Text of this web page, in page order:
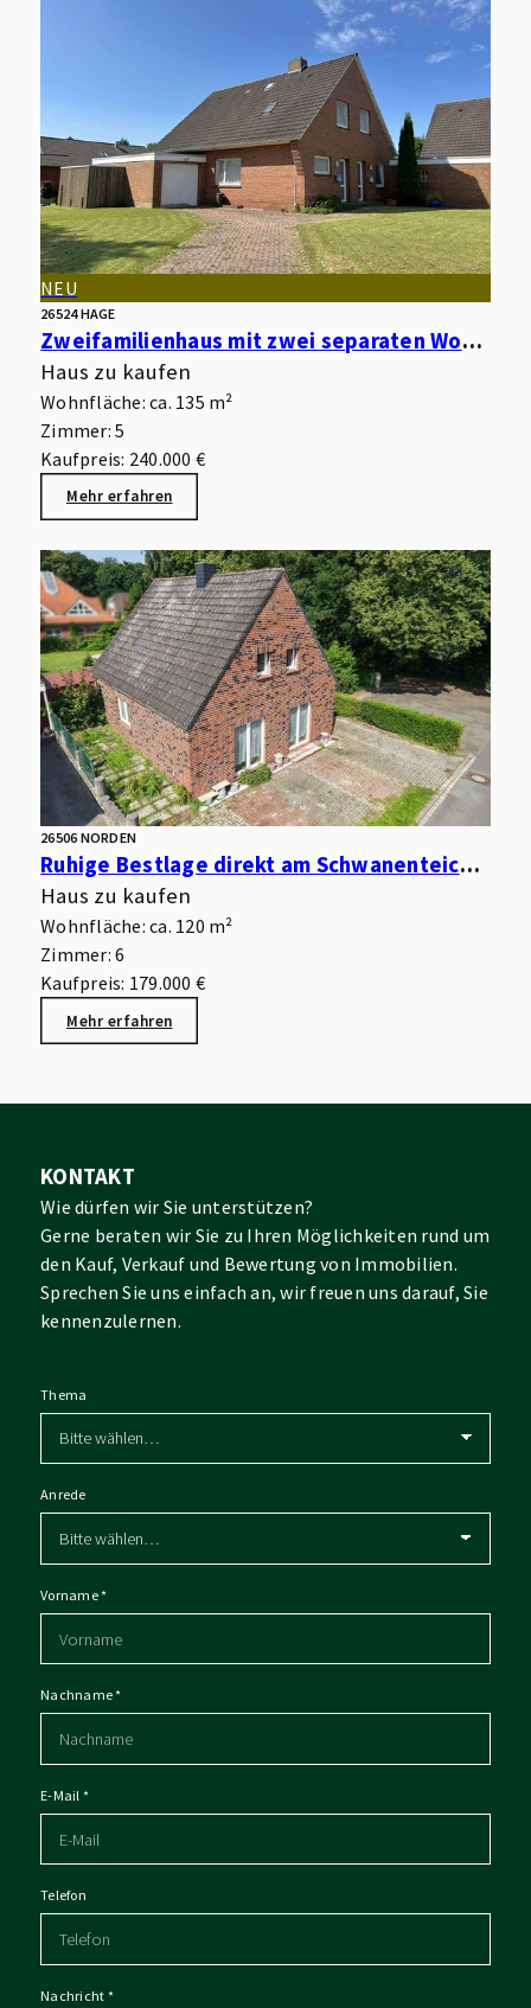
NEU
26524 HAGE
Zweifamilienhaus mit zwei separaten Wohnungen, Garagen, Keller und Garten in begehrter Wohnlage
Haus zu kaufen
Wohnfläche: ca. 135 m²
Zimmer: 5
Kaufpreis: 240.000 €
Mehr erfahren
26506 NORDEN
Ruhige Bestlage direkt am Schwanenteich – Sanierungsbedürftiges Wohnhaus für Handwerker
Haus zu kaufen
Wohnfläche: ca. 120 m²
Zimmer: 6
Kaufpreis: 179.000 €
Mehr erfahren
KONTAKT
Wie dürfen wir Sie unterstützen?
Gerne beraten wir Sie zu Ihren Möglichkeiten rund um
den Kauf, Verkauf und Bewertung von Immobilien.
Sprechen Sie uns einfach an, wir freuen uns darauf, Sie
kennenzulernen.
Thema
Anrede
Vorname*
Nachname*
E-Mail *
Telefon
Nachricht *